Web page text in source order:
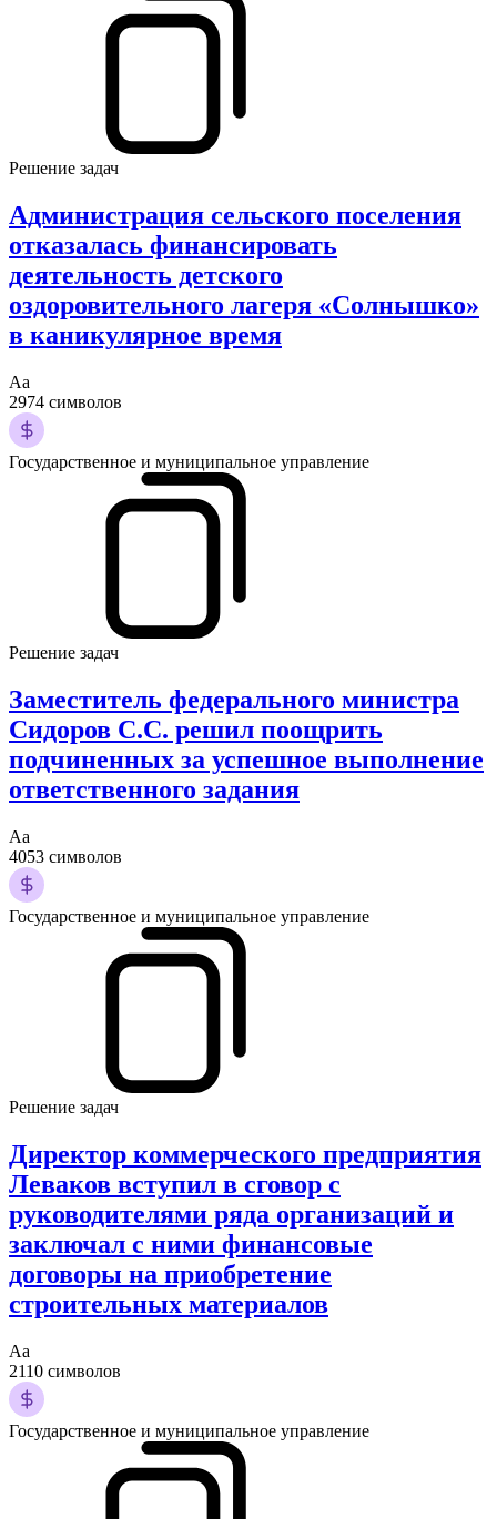
Решение задач
Администрация сельского поселения
отказалась финансировать
деятельность детского
оздоровительного лагеря «Солнышко»
в каникулярное время
Аа
2974 символов
Государственное и муниципальное управление
Решение задач
Заместитель федерального министра
Сидоров С.С. решил поощрить
подчиненных за успешное выполнение
ответственного задания
Аа
4053 символов
Государственное и муниципальное управление
Решение задач
Директор коммерческого предприятия
Леваков вступил в сговор с
руководителями ряда организаций и
заключал с ними финансовые
договоры на приобретение
строительных материалов
Аа
2110 символов
Государственное и муниципальное управление